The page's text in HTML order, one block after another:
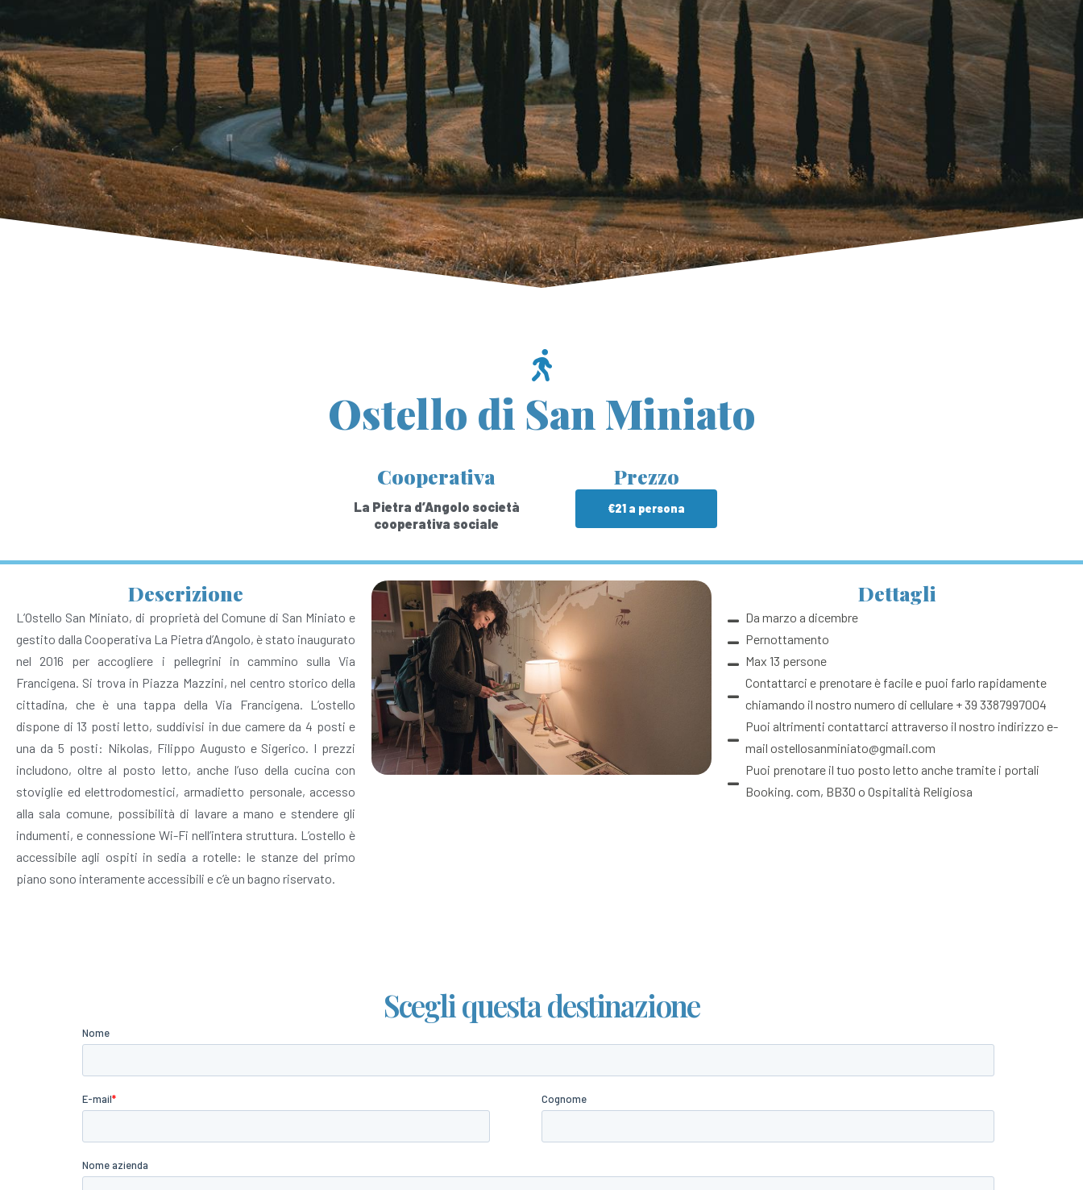
Ostello di San Miniato
Cooperativa
La Pietra d’Angolo società
cooperativa sociale
Prezzo
€21 a persona
Descrizione
L’Ostello San Miniato, di proprietà del Comune di San Miniato e
gestito dalla Cooperativa La Pietra d’Angolo, è stato inaugurato
nel 2016 per accogliere i pellegrini in cammino sulla Via
Francigena. Si trova in Piazza Mazzini, nel centro storico della
cittadina, che è una tappa della Via Francigena. L’ostello
dispone di 13 posti letto, suddivisi in due camere da 4 posti e
una da 5 posti: Nikolas, Filippo Augusto e Sigerico. I prezzi
includono, oltre al posto letto, anche l’uso della cucina con
stoviglie ed elettrodomestici, armadietto personale, accesso
alla sala comune, possibilità di lavare a mano e stendere gli
indumenti, e connessione Wi-Fi nell’intera struttura. L’ostello è
accessibile agli ospiti in sedia a rotelle: le stanze del primo
piano sono interamente accessibili e c’è un bagno riservato.
Dettagli
Da marzo a dicembre
Pernottamento
Max 13 persone
Contattarci e prenotare è facile e puoi farlo rapidamente
chiamando il nostro numero di cellulare + 39 3387997004
Puoi altrimenti contattarci attraverso il nostro indirizzo e-
mail ostellosanminiato@gmail.com
Puoi prenotare il tuo posto letto anche tramite i portali
Booking. com, BB30 o Ospitalità Religiosa
Scegli questa destinazione